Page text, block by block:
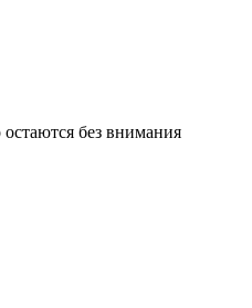
без внимания